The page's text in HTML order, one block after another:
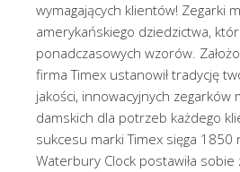
wymagających klientów! Zegarki
amerykańskiego dziedzictwa,
ponadczasowych wzorów.
firma Timex ustanowił tradycję
jakości, innowacyjnych zegarków
damskich dla potrzeb każdego
sukcesu marki Timex sięga 1850
Waterbury Clock postawiła